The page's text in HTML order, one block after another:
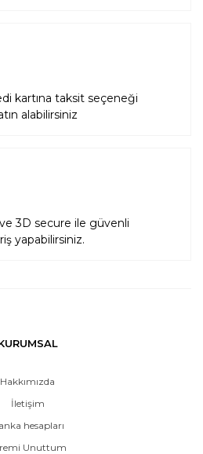
kartına taksit seçeneği
alabilirsiniz
ve 3D secure ile güvenli
yapabilirsiniz.
Hakkımızda
İletişim
hesapları
Unuttum